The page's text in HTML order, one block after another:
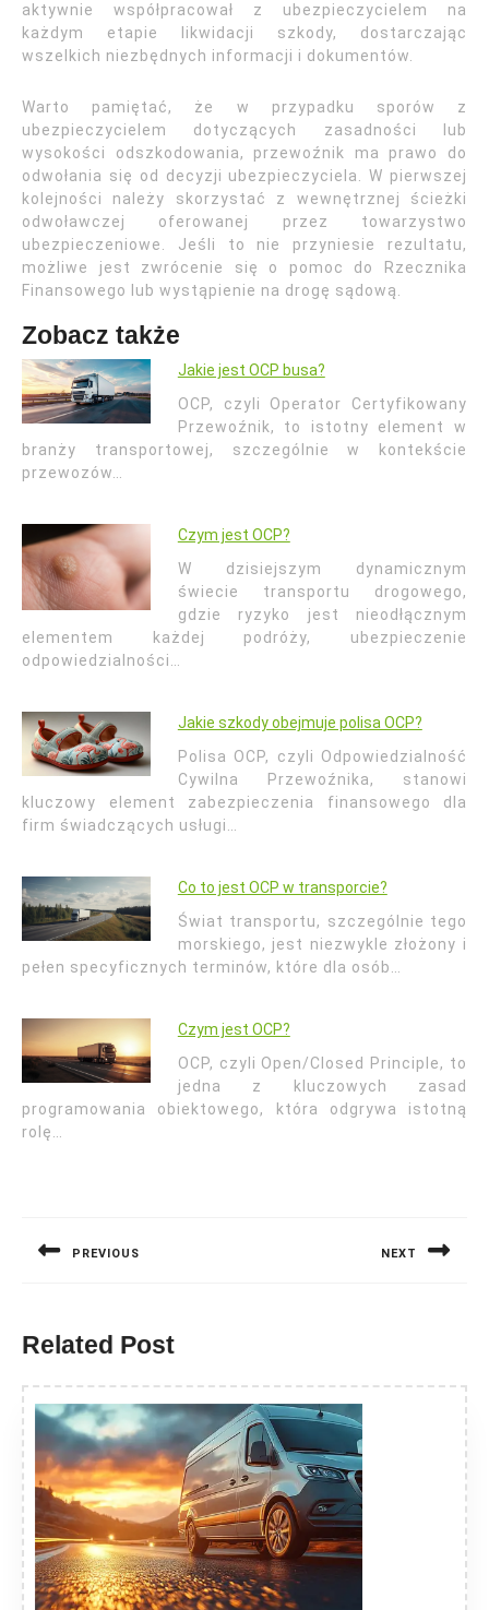
aktywnie współpracował z ubezpieczycielem na
każdym etapie likwidacji szkody, dostarczając
wszelkich niezbędnych informacji i dokumentów.
Warto pamiętać, że w przypadku sporów z
ubezpieczycielem dotyczących zasadności lub
wysokości odszkodowania, przewoźnik ma prawo do
odwołania się od decyzji ubezpieczyciela. W pierwszej
kolejności należy skorzystać z wewnętrznej ścieżki
odwoławczej oferowanej przez towarzystwo
ubezpieczeniowe. Jeśli to nie przyniesie rezultatu,
możliwe jest zwrócenie się o pomoc do Rzecznika
Finansowego lub wystąpienie na drogę sądową.
Zobacz także
Jakie jest OCP busa?
OCP, czyli Operator Certyfikowany
Przewoźnik, to istotny element w
branży transportowej, szczególnie w kontekście
przewozów…
Czym jest OCP?
W dzisiejszym dynamicznym
świecie transportu drogowego,
gdzie ryzyko jest nieodłącznym
elementem każdej podróży, ubezpieczenie
odpowiedzialności…
Jakie szkody obejmuje polisa OCP?
Polisa OCP, czyli Odpowiedzialność
Cywilna Przewoźnika, stanowi
kluczowy element zabezpieczenia finansowego dla
firm świadczących usługi…
Co to jest OCP w transporcie?
Świat transportu, szczególnie tego
morskiego, jest niezwykle złożony i
pełen specyficznych terminów, które dla osób…
Czym jest OCP?
OCP, czyli Open/Closed Principle, to
jedna z kluczowych zasad
programowania obiektowego, która odgrywa istotną
rolę…
PREVIOUS NEXT
Related Post